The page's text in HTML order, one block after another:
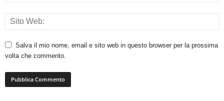
Salva il mio nome, email e sito web in questo browser per la prossima
volta che commento.